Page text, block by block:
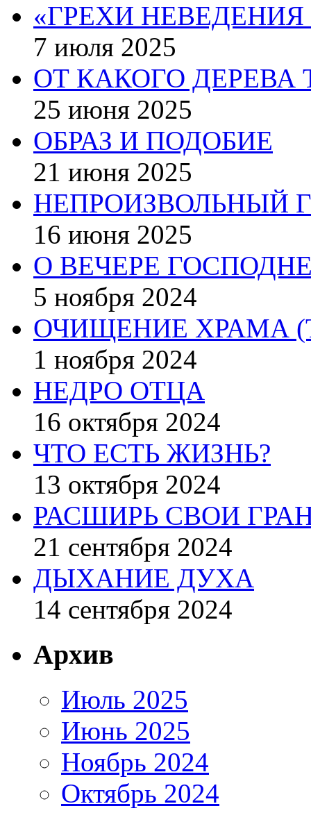
«ГРЕХИ
7 июля 2025
ОТ КАКОГО ДЕРЕВА
25 июня 2025
ОБРАЗ И ПОДОБИЕ
21 июня 2025
НЕПРОИЗВОЛЬНЫЙ
16 июня 2025
О ВЕЧЕРЕ
5 ноября 2024
ОЧИЩЕНИЕ ХРАМА
1 ноября 2024
НЕДРО ОТЦА
16 октября 2024
ЧТО ЕСТЬ ЖИЗНЬ?
13 октября 2024
РАСШИРЬ СВОИ
21 сентября 2024
ДЫХАНИЕ ДУХА
14 сентября 2024
Архив
Июль 2025
Июнь 2025
Ноябрь 2024
Октябрь 2024